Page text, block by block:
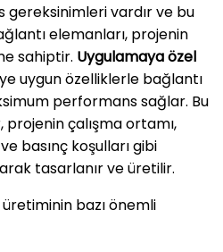
gereksinimleri vardır ve bu
elemanları, projenin
sahiptir. Uygulamaya özel
uygun özelliklerle bağlantı
performans sağlar. Bu
çalışma ortamı,
basınç koşulları gibi
tasarlanır ve üretilir.
bazı önemli